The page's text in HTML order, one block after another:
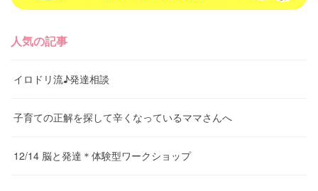
人気の記事
イロドリ流♪発達相談
子育ての正解を探して辛くなっているママさんへ
12/14 脳と発達＊体験型ワークショップ